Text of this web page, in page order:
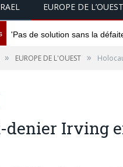
EUROPE DE L’OUEST
'Pas de solution sans la
» EUROPE DE L'OUEST »
denier Irving